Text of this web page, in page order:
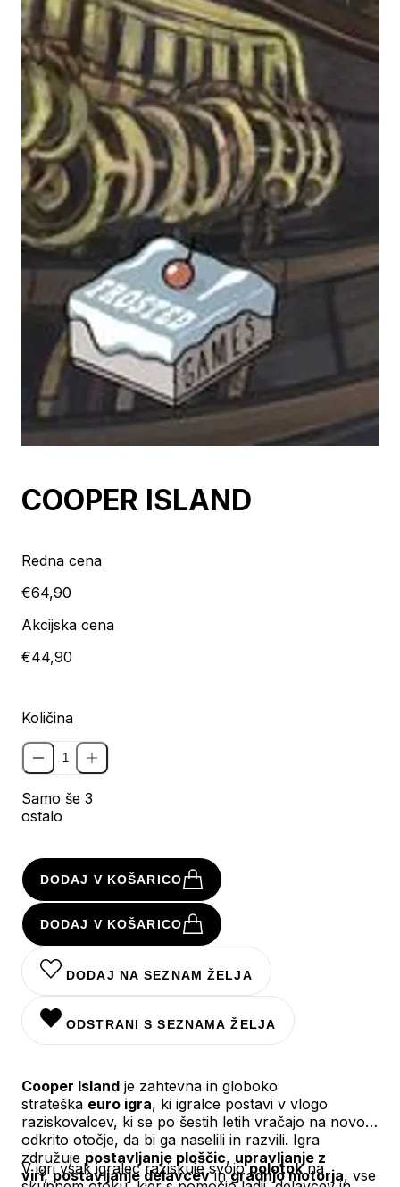
COOPER ISLAND
Redna cena
€64,90
Akcijska cena
€44,90
Količina
Samo še 3
ostalo
DODAJ V KOŠARICO
DODAJ V KOŠARICO
DODAJ NA SEZNAM ŽELJA
ODSTRANI S SEZNAMA ŽELJA
Cooper Island je zahtevna in globoko
strateška euro igra, ki igralce postavi v vlogo
raziskovalcev, ki se po šestih letih vračajo na novo
odkrito otočje, da bi ga naselili in razvili. Igra
združuje postavljanje ploščic, upravljanje z
viri,postavljanje delavcevingradnjo motorja, vse
V igri vsak igralec raziskuje svojopolotokna